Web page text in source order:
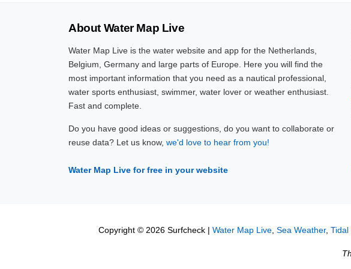
About Water Map Live
Water Map Live is the water website and app for the Netherlands,
Belgium, Germany and large parts of Europe. Here you will find the
most important information that you need as a nautical professional,
water sports enthusiast, swimmer, water lover or weather enthusiast.
Fast and complete.
Do you have good ideas or suggestions, do you want to collaborate or
reuse data? Let us know, we'd love to hear from you!
Water Map Live for free in your website
Copyright © 2026 Surfcheck | Water Map Live, Sea Weather, Tidal